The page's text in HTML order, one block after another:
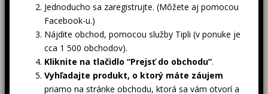
Jednoducho sa zaregistrujte. (Môžete aj pomocou
Facebook-u.)
Nájdite obchod, pomocou služby Tipli (v ponuke je
cca 1 500 obchodov).
Kliknite na tlačidlo “Prejsť do obchodu”.
Vyhľadajte produkt, o ktorý máte záujem
priamo na stránke obchodu, ktorá sa vám otvorí a